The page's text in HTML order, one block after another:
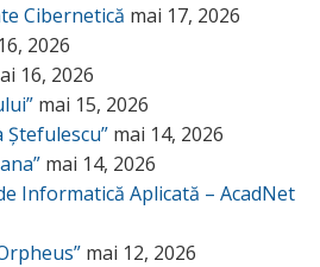
Cibernetică mai 17, 2026
2026
16, 2026
mai 15, 2026
Ștefulescu” mai 14, 2026
mai 14, 2026
Informatică Aplicată – AcadNet
mai 12, 2026